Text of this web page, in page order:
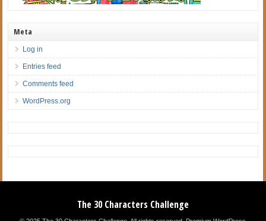
Meta
Log in
Entries feed
Comments feed
WordPress.org
The 30 Characters Challenge